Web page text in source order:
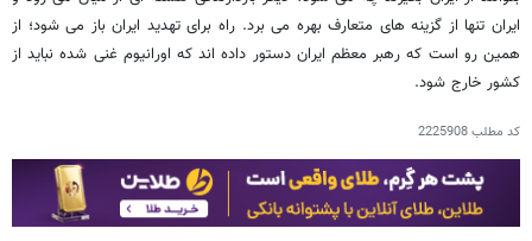
ایران تنها از گزینه های متعارف بهره می برد. راه برای تهدید ایران باز می شود؛ از
همین رو است که رهبر معظم ایران دستور داده اند که اورانیوم غنی شده نباید از
کشور خارج شود.
کد مطلب2225908